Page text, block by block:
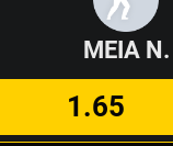
MEIA N.
1.65